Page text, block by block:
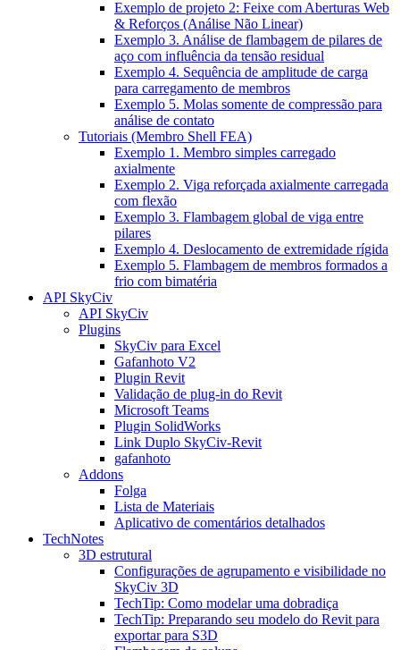
Exemplo de projeto 2: Feixe com Aberturas Web
& Reforços (Análise Não Linear)
Exemplo 3. Análise de flambagem de pilares de
aço com influência da tensão residual
Exemplo 4. Sequência de amplitude de carga
para carregamento de membros
Exemplo 5. Molas somente de compressão para
análise de contato
Tutoriais (Membro Shell FEA)
Exemplo 1. Membro simples carregado
axialmente
Exemplo 2. Viga reforçada axialmente carregada
com flexão
Exemplo 3. Flambagem global de viga entre
pilares
Exemplo 4. Deslocamento de extremidade rígida
Exemplo 5. Flambagem de membros formados a
frio com bimatéria
API SkyCiv
API SkyCiv
Plugins
SkyCiv para Excel
Gafanhoto V2
Plugin Revit
Validação de plug-in do Revit
Microsoft Teams
Plugin SolidWorks
Link Duplo SkyCiv-Revit
gafanhoto
Addons
Folga
Lista de Materiais
Aplicativo de comentários detalhados
TechNotes
3D estrutural
Configurações de agrupamento e visibilidade no
SkyCiv 3D
TechTip: Como modelar uma dobradiça
TechTip: Preparando seu modelo do Revit para
exportar para S3D